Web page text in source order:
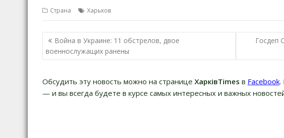
Страна Харьков
Н
а
и
г
Война в Украине: 11 обстрелов, двое
военнослужащих ранены
Госдеп
Обсудить эту новость можно на странице ХарківTimes в Facebook.
— и вы всегда будете в курсе самых интересных и важных